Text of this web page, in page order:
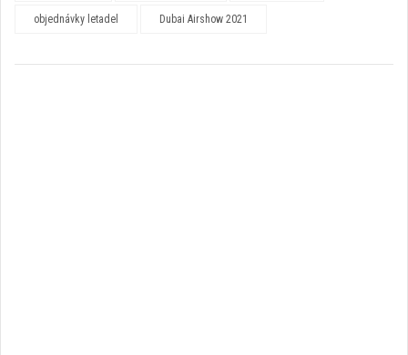
objednávky letadel Dubai Airshow 2021